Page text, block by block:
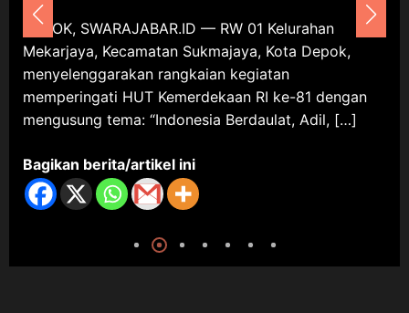
dan Penegakan Hukum Tetap
Tegak Lurus Sesuai Mandat
UUD 1945
9 Agustus 2026
Umum
AHY Muda Karawang: Sembilan
Pelajar Adu Gagasan, Ukir
Keberanian Menuju Panggung
9 Agustus 2026
Sepakbola Usia SD
DEPOK, SWARAJABAR.ID — RW 01 Kelurahan
Mekarjaya, Kecamatan Sukmajaya, Kota Depok,
menyelenggarakan rangkaian kegiatan
memperingati HUT Kemerdekaan RI ke-81 dengan
mengusung tema: “Indonesia Berdaulat, Adil, […]
Bagikan berita/artikel ini